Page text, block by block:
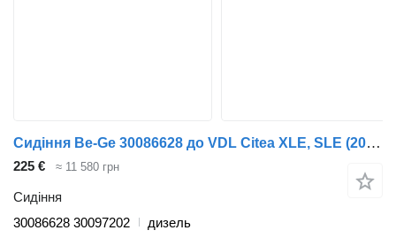
Сидіння Be-Ge 30086628 до VDL Citea XLE, SLE (2012-)
225 € ≈ 11 580 грн
Сидіння
30086628 30097202
дизель